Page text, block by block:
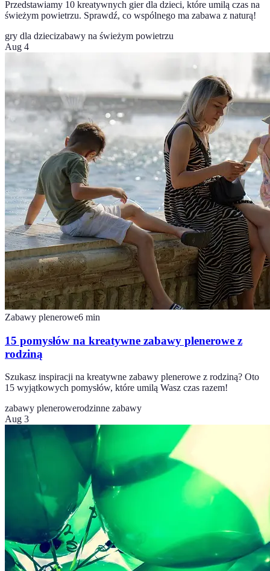
Przedstawiamy 10 kreatywnych gier dla dzieci, które umilą czas na
świeżym powietrzu. Sprawdź, co wspólnego ma zabawa z naturą!
gry dla dziecizabawy na świeżym powietrzu
Aug 4
Zabawy plenerowe6 min
15 pomysłów na kreatywne zabawy plenerowe z
rodziną
Szukasz inspiracji na kreatywne zabawy plenerowe z rodziną? Oto
15 wyjątkowych pomysłów, które umilą Wasz czas razem!
zabawy plenerowerodzinne zabawy
Aug 3